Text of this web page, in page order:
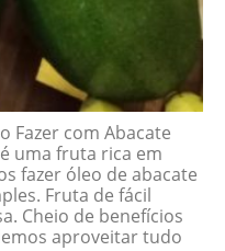
Fazer com Abacate
uma fruta rica em
fazer óleo de abacate
Fruta de fácil
Cheio de benefícios
aproveitar tudo